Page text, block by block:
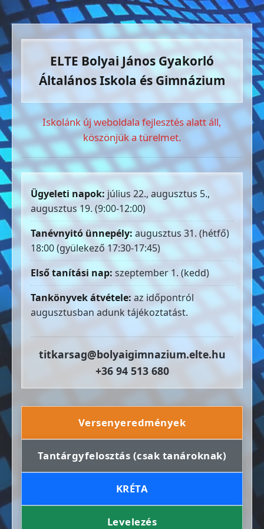
ELTE Bolyai János Gyakorló
Általános Iskola és Gimnázium
Iskolánk új weboldala fejlesztés alatt áll,
köszönjük a türelmet.
Ügyeleti napok: július 22., augusztus 5.,
augusztus 19. (9:00-12:00)
Tanévnyitó ünnepély: augusztus 31. (hétfő)
18:00 (gyülekező 17:30-17:45)
Első tanítási nap: szeptember 1. (kedd)
Tankönyvek átvétele: az időpontról
augusztusban adunk tájékoztatást.
titkarsag@bolyaigimnazium.elte.hu
+36 94 513 680
Versenyeredmények
Tantárgyfelosztás (csak tanároknak)
KRÉTA
Levelezés